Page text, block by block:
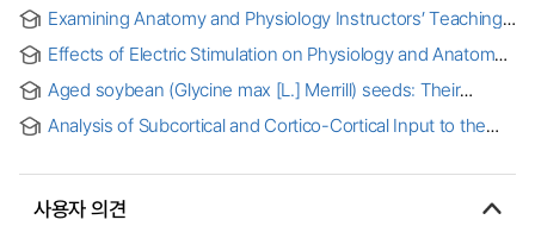
Youth Athlete
Examining Anatomy and Physiology Instructors’ Teaching
Learning Preferences
Effects of Electric Stimulation on Physiology and Anatomy
Aged soybean (Glycine max [L.] Merrill) seeds: Their
Analysis of Subcortical and Cortico-Cortical Input to the
Development
사용자 의견